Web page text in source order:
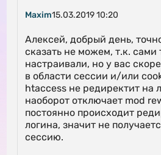
Maxim15.03.2019 10:20
Алексей, добрый день,
сказать не можем, т.к. сами
настраивали, но у вас
в области сессии и/или
htaccess не редиректит на
наоборот отключает mod
постоянно происходит
логина, значит не
сессию.